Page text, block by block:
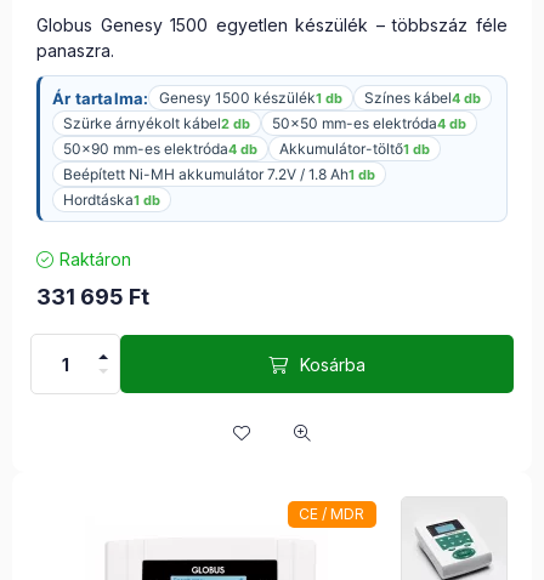
Globus Genesy 1500 egyetlen készülék – többszáz féle
panaszra.
Ár tartalma: Genesy 1500 készülék1 db Színes kábel4 db
Szürke árnyékolt kábel2 db 50×50 mm-es elektróda4 db
50×90 mm-es elektróda4 db Akkumulátor-töltő1 db
Beépített Ni-MH akkumulátor 7.2V / 1.8 Ah1 db
Hordtáska1 db
Raktáron
331 695 Ft
Kosárba
CE / MDR